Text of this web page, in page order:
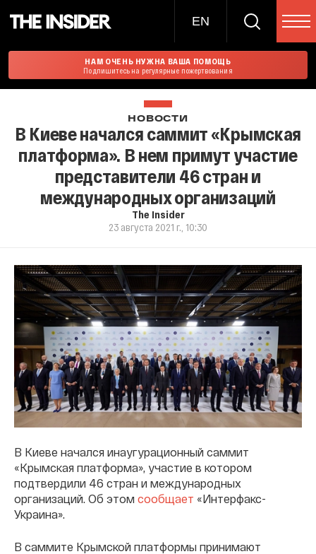
EN
НАМ ОЧЕНЬ НУЖНА ВАША ПОМОЩЬ
Подпишитесь на регулярные пожертвования
НОВОСТИ
В Киеве начался саммит «Крымская
платформа». В нем примут участие
представители 46 стран и
международных организаций
The Insider
23 августа 2021 г., 10:30
В Киеве начался инаугурационный саммит
«Крымская платформа», участие в котором
подтвердили 46 стран и международных
организаций. Об этом сообщает «Интерфакс-
Украина».
В саммите Крымской платформы принимают